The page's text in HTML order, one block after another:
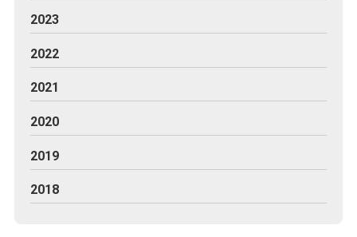
2023
2022
2021
2020
2019
2018